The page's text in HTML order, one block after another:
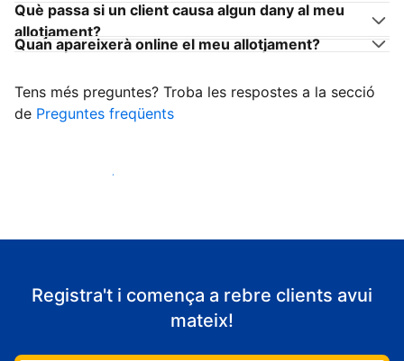
Què passa si un client causa algun dany al meu
allotjament?
Quan apareixerà online el meu allotjament?
Tens més preguntes? Troba les respostes a la secció
de Preguntes freqüents
Comença a rebre clients
Registra't i comença a rebre clients avui
mateix!